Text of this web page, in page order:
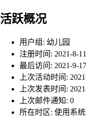
活跃概况
用户组: 幼儿园
注册时间: 2021-8-
最后访问: 2021-9-
上次活动时间:
上次发表时间:
上次邮件通知: 0
所在时区: 使用系